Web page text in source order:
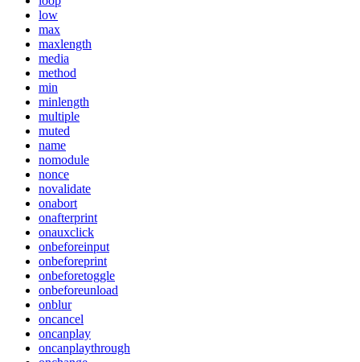
low
max
maxlength
media
method
min
minlength
multiple
muted
name
nomodule
nonce
novalidate
onabort
onafterprint
onauxclick
onbeforeinput
onbeforeprint
onbeforetoggle
onbeforeunload
onblur
oncancel
oncanplay
oncanplaythrough